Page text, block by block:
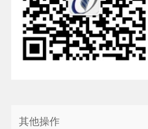
其他操作